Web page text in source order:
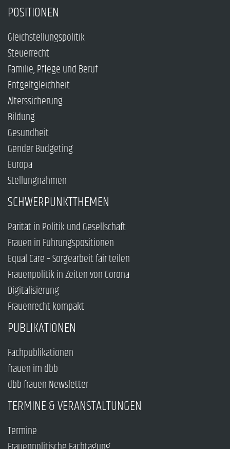
POSITIONEN
Gleichstellungspolitik
Steuerrecht
Familie, Pflege und Beruf
Entgeltgleichheit
Alterssicherung
Bildung
Gesundheit
Gender Budgeting
Europa
Stellungnahmen
SCHWERPUNKTTHEMEN
Parität in Politik und Gesellschaft
Frauen in Führungspositionen
Equal Care – Sorgearbeit fair teilen
Frauenpolitik in Zeiten von Corona
Digitalisierung
Frauenrecht kompakt
PUBLIKATIONEN
Fachpublikationen
frauen im dbb
dbb frauen Newsletter
TERMINE & VERANSTALTUNGEN
Termine